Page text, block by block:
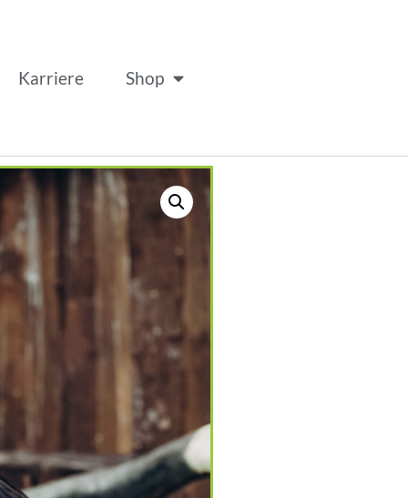
Karriere Shop